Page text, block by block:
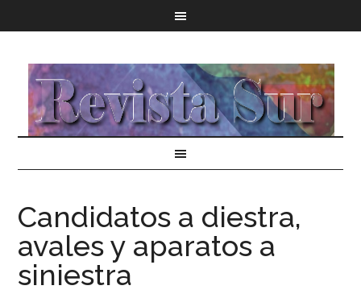
Candidatos a diestra,
avales y aparatos a
siniestra